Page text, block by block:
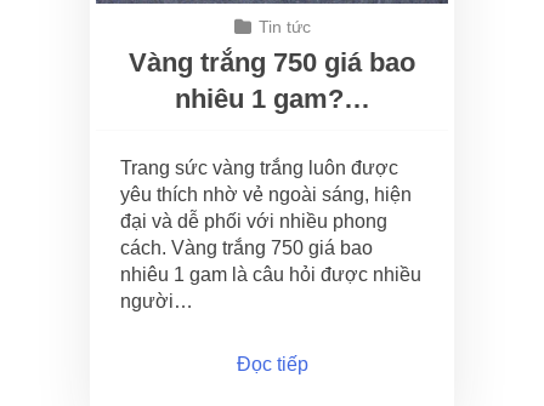
Tin tức
Vàng trắng 750 giá bao
nhiêu 1 gam?…
Trang sức vàng trắng luôn được
yêu thích nhờ vẻ ngoài sáng, hiện
đại và dễ phối với nhiều phong
cách. Vàng trắng 750 giá bao
nhiêu 1 gam là câu hỏi được nhiều
người…
Đọc tiếp